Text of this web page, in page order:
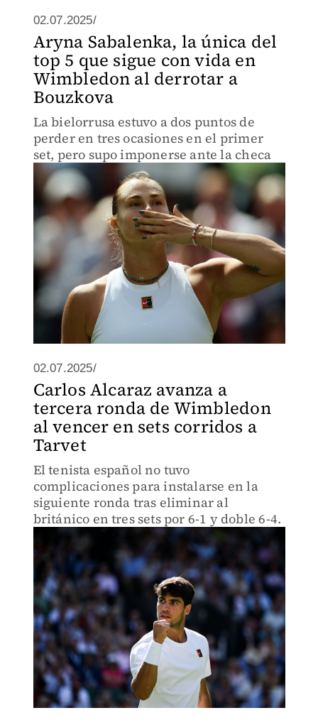
02.07.2025/
Aryna Sabalenka, la única del
top 5 que sigue con vida en
Wimbledon al derrotar a
Bouzkova
La bielorrusa estuvo a dos puntos de
perder en tres ocasiones en el primer
set, pero supo imponerse ante la checa
02.07.2025/
Carlos Alcaraz avanza a
tercera ronda de Wimbledon
al vencer en sets corridos a
Tarvet
El tenista español no tuvo
complicaciones para instalarse en la
siguiente ronda tras eliminar al
británico en tres sets por 6-1 y doble 6-4.